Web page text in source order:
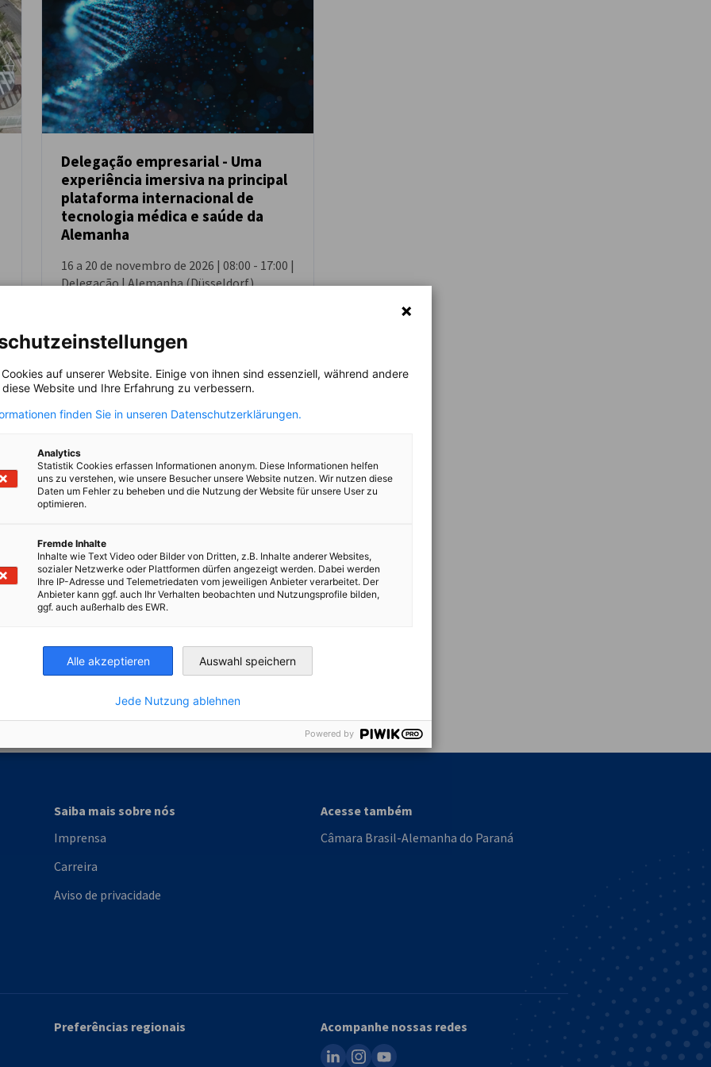
EVENTO
Delegação empresarial - Uma
experiência imersiva na principal
plataforma internacional de
tecnologia médica e saúde da
Alemanha
16 a 20 de novembro de 2026 | 08:00 - 17:00 |
Delegação | Alemanha (Düsseldorf)
Registre-se agora
Anterior
1 2
Próxima
Affairs and Energy
of Commerce and Industry
Chamber of Commerce and Industry
AHK.de
Saiba mais sobre nós
Imprensa
Carreira
Aviso de privacidade
Acesse também
Câmara Brasil-Alemanha do Paraná
Preferências regionais
Acompanhe nossas redes
linkedininstagram
youtube
auf unserer Website. Einige von ihnen sind essenziell, während andere
Website und Ihre Erfahrung zu verbessern.
finden Sie in unseren Datenschutzerklärungen.
Analytics
Statistik Cookies erfassen Informationen anonym. Diese Informationen helfen
uns zu verstehen, wie unsere Besucher unsere Website nutzen. Wir nutzen diese
Daten um Fehler zu beheben und die Nutzung der Website für unsere User zu
optimieren.
Fremde Inhalte
Inhalte wie Text Video oder Bilder von Dritten, z.B. Inhalte anderer Websites,
sozialer Netzwerke oder Plattformen dürfen angezeigt werden. Dabei werden
Ihre IP-Adresse und Telemetriedaten vom jeweiligen Anbieter verarbeitet. Der
Anbieter kann ggf. auch Ihr Verhalten beobachten und Nutzungsprofile bilden,
ggf. auch außerhalb des EWR.
Alle akzeptieren Auswahl speichern
Jede Nutzung ablehnen
Powered by